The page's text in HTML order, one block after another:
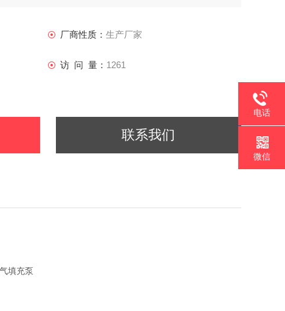
厂商性质： 生产厂家
访 问 量： 1261
联系我们
填充泵
电话
微信